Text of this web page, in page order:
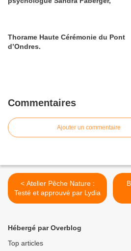
Thorame Haute Cérémonie du Pont
d’Ondres.
Commentaires
Ajouter un commentaire
< Atelier Pêche Nature :
Testé et approuvé par Lydia
Hébergé par Overblog
Top articles